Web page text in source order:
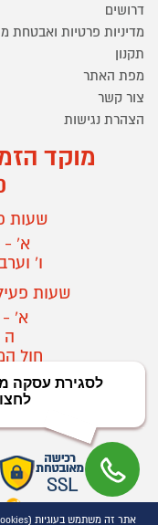
דרושים
מדיניות פרטיות ואבטחת
תקנון
מפת האתר
צור קשר
הצהרת נגישות
מוקד
שעות
א' -
ו'
שעות
א' -
ה
חול